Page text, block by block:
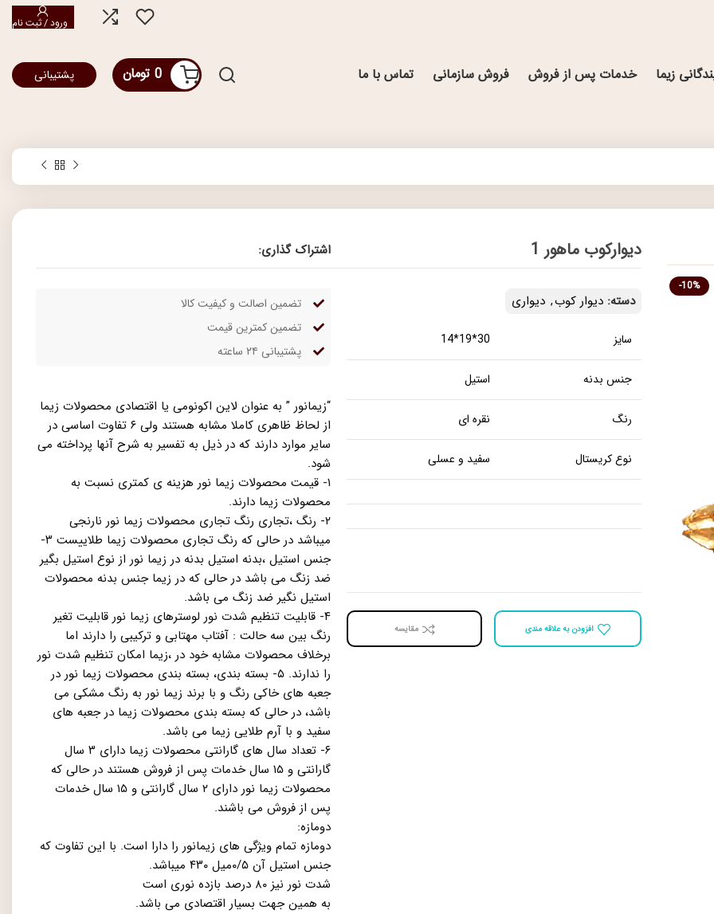
ورود / ثبت نام
زیما خدمات پس از فروش فروش سازمانی تماس با ما 0 تومان پشتیبانی
-10%
دیوارکوب ماهور 1 اشتراک گذاری:
دسته: دیوار کوب, دیواری
سایز 30*19*14
جنس بدنه استیل
رنگ نقره ای
نوع کریستال سفید و عسلی
افزودن به علاقه مندی مقايسه
تضمین اصالت و کیفیت کالا
تضمین کمترین قیمت
پشتیبانی ۲۴ ساعته
“زیمانور ” به عنوان لاین اکونومی یا اقتصادی محصولات زیما
از لحاظ ظاهری کاملا مشابه هستند ولی ۶ تفاوت اساسی در
سایر موارد دارند که در ذیل به تفسیر به شرح آنها پرداخته می
شود.
۱- قیمت محصولات زیما نور هزینه ی کمتری نسبت به
محصولات زیما دارند.
۲- رنگ ،تجاری رنگ تجاری محصولات زیما نور نارنجی
میباشد در حالی که رنگ تجاری محصولات زیما طلاییست ۳-
جنس استیل ،بدنه استیل بدنه در زیما نور از نوع استیل بگیر
ضد زنگ می باشد در حالی که در زیما جنس بدنه محصولات
استیل نگیر ضد زنگ می باشد.
۴- قابلیت تنظیم شدت نور لوسترهای زیما نور قابلیت تغیر
رنگ بین سه حالت : آفتاب مهتابی و ترکیبی را دارند اما
برخلاف محصولات مشابه خود در ،زیما امکان تنظیم شدت نور
را ندارند. ۵- بسته بندی، بسته بندی محصولات زیما نور در
جعبه های خاکی رنگ و با برند زیما نور به رنگ مشکی می
باشد، در حالی که بسته بندی محصولات زیما در جعبه های
سفید و با آرم طلایی زیما می باشد.
۶- تعداد سال های گارانتی محصولات زیما دارای ۳ سال
گارانتی و ۱۵ سال خدمات پس از فروش هستند در حالی که
محصولات زیما نور دارای ۲ سال گارانتی و ۱۵ سال خدمات
پس از فروش می باشند.
دومازه:
دومازه تمام ویژگی های زیمانور را دارا است. با این تفاوت که
جنس استیل آن ۰/۵میل ۴۳۰ میباشد.
شدت نور نیز ۸۰ درصد بازده نوری است
به همین جهت بسیار اقتصادی می باشد.